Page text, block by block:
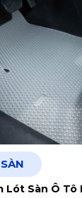
Lót Sàn Ô Tô